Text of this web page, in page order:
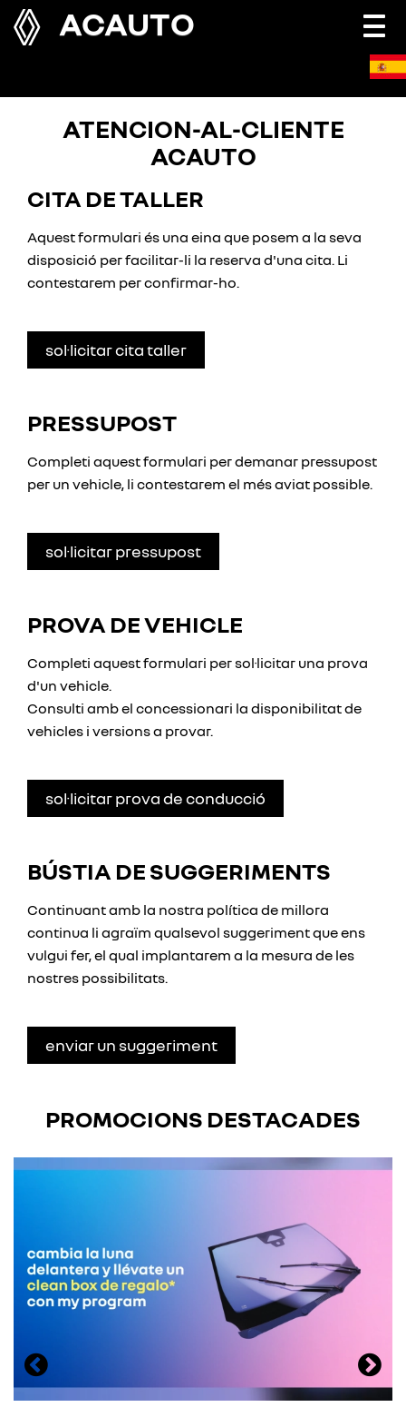
ACAUTO
ATENCION-AL-CLIENTE
ACAUTO
CITA DE TALLER
Aquest formulari és una eina que posem a la seva
disposició per facilitar-li la reserva d'una cita. Li
contestarem per confirmar-ho.
sol·licitar cita taller
PRESSUPOST
Completi aquest formulari per demanar pressupost
per un vehicle, li contestarem el més aviat possible.
sol·licitar pressupost
PROVA DE VEHICLE
Completi aquest formulari per sol·licitar una prova
d'un vehicle.
Consulti amb el concessionari la disponibilitat de
vehicles i versions a provar.
sol·licitar prova de conducció
BÚSTIA DE SUGGERIMENTS
Continuant amb la nostra política de millora
continua li agraïm qualsevol suggeriment que ens
vulgui fer, el qual implantarem a la mesura de les
nostres possibilitats.
enviar un suggeriment
PROMOCIONS DESTACADES